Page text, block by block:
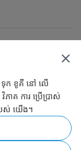
Simply ideal
ក ខូគី នៅ លើ
ាគ ការ ប្រើប្រាស់
បស់ យើង។